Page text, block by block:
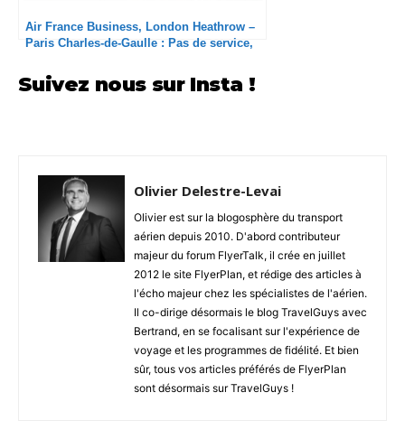
Air France Business, London Heathrow –
Paris Charles-de-Gaulle : Pas de service,
Suivez nous sur Insta !
Olivier Delestre-Levai
Olivier est sur la blogosphère du transport
aérien depuis 2010. D'abord contributeur
majeur du forum FlyerTalk, il crée en juillet
2012 le site FlyerPlan, et rédige des articles à
l'écho majeur chez les spécialistes de l'aérien.
Il co-dirige désormais le blog TravelGuys avec
Bertrand, en se focalisant sur l'expérience de
voyage et les programmes de fidélité. Et bien
sûr, tous vos articles préférés de FlyerPlan
sont désormais sur TravelGuys !